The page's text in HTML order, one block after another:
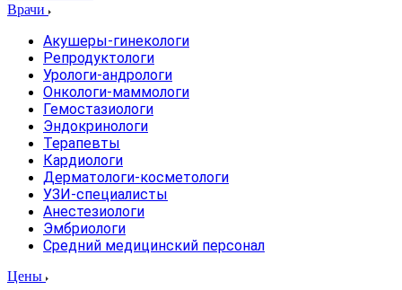
Врачи
Акушеры-гинекологи
Репродуктологи
Урологи-андрологи
Онкологи-маммологи
Гемостазиологи
Эндокринологи
Терапевты
Кардиологи
Дерматологи-косметологи
УЗИ-специалисты
Анестезиологи
Эмбриологи
Средний медицинский персонал
Цены